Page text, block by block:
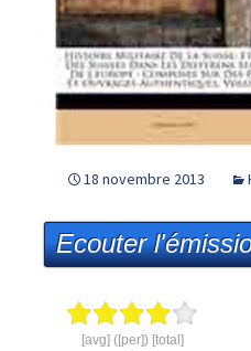
18 novembre 2013
Ecouter
[avg] ([per]) [total]